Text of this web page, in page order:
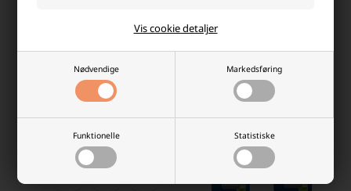
Nødvendige Markedsføring
Funktionelle Statistiske
Vis cookie detaljer